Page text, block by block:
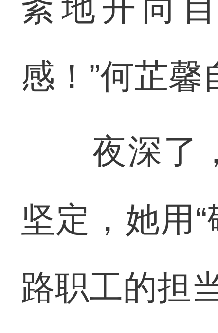
紊地开向
感！”何芷
夜深了，
坚定，她用
路职工的担